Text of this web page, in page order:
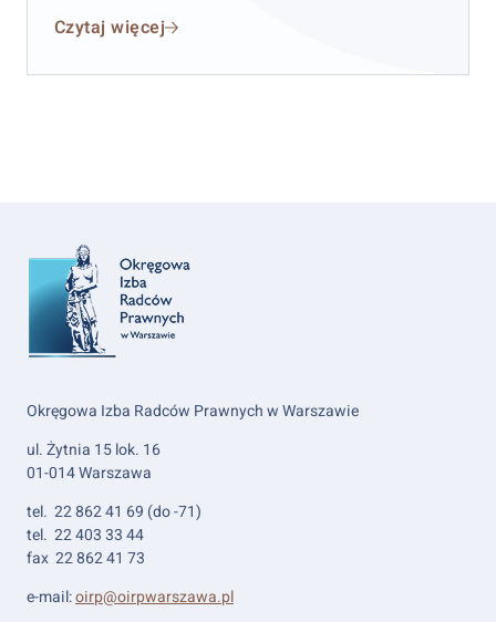
Czytaj więcej
Okręgowa Izba Radców Prawnych w Warszawie
ul. Żytnia 15 lok. 16
01-014 Warszawa
tel. 22 862 41 69 (do -71)
tel. 22 403 33 44
fax 22 862 41 73
e-mail:oirp@oirpwarszawa.pl